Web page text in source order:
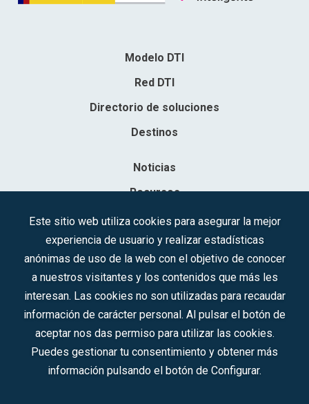
Modelo DTI
Red DTI
Directorio de soluciones
Destinos
Noticias
Recursos
Contacto
Sociedad Mercantil Estatal para la Gestión de la Innovación y las
Síguenos en redes sociales:
Este sitio web utiliza cookies para asegurar la mejor
experiencia de usuario y realizar estadísticas
anónimas de uso de la web con el objetivo de conocer
a nuestros visitantes y los contenidos que más les
interesan. Las cookies no son utilizadas para recaudar
información de carácter personal. Al pulsar el botón de
aceptar nos das permiso para utilizar las cookies.
Puedes gestionar tu consentimiento y obtener más
información pulsando el botón de Configurar.